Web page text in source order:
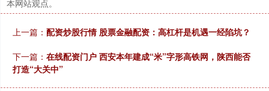
本网站观点。
上一篇： 配资炒股行情 股票金融配资：高杠杆是机遇一经陷坑？
下一篇： 在线配资门户 西安本年建成“米”字形高铁网，陕西能否
打造“大关中”